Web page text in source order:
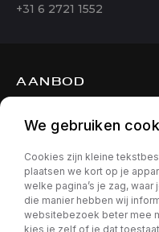
+31 6 2721 1552
AANBOD
OVER ONS
CONTACT
We gebruiken
Cookies zijn kleine
plaatsen we kort op je
welke pagina’s je zag,
die manier hebben wij
websitebezoek beter mee
kies je zelf of je dat